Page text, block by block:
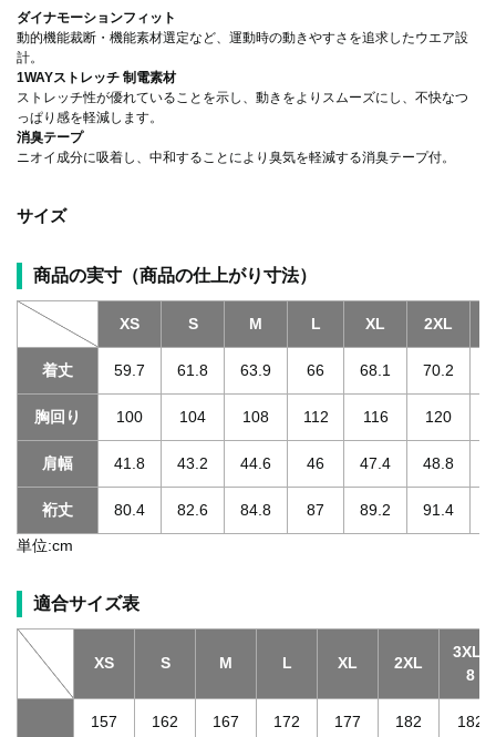
ダイナモーションフィット
動的機能裁断・機能素材選定など、運動時の動きやすさを追求したウエア設
計。
1WAYストレッチ 制電素材
ストレッチ性が優れていることを示し、動きをよりスムーズにし、不快なつ
っぱり感を軽減します。
消臭テープ
ニオイ成分に吸着し、中和することにより臭気を軽減する消臭テープ付。
サイズ
商品の実寸（商品の仕上がり寸法）
XS S M L XL 2XL
着丈 59.7 61.8 63.9 66 68.1 70.2
胸回り 100 104 108 112 116 120
肩幅 41.8 43.2 44.6 46 47.4 48.8
裄丈 80.4 82.6 84.8 87 89.2 91.4
単位:cm
適合サイズ表
XS S M L XL 2XL
3XL-
8
157
162
167
172
177
182
182